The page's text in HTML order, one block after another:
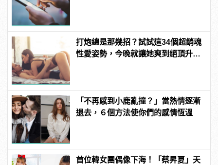
打炮總是那幾招？試試這34個超銷魂
性愛姿勢，今晚就讓她爽到絕頂升
「不再感到小鹿亂撞？」當熱情逐漸
退去，６個方法使你們的感情恆溫
首位韓女團偶像下海！「蔡昇夏」天